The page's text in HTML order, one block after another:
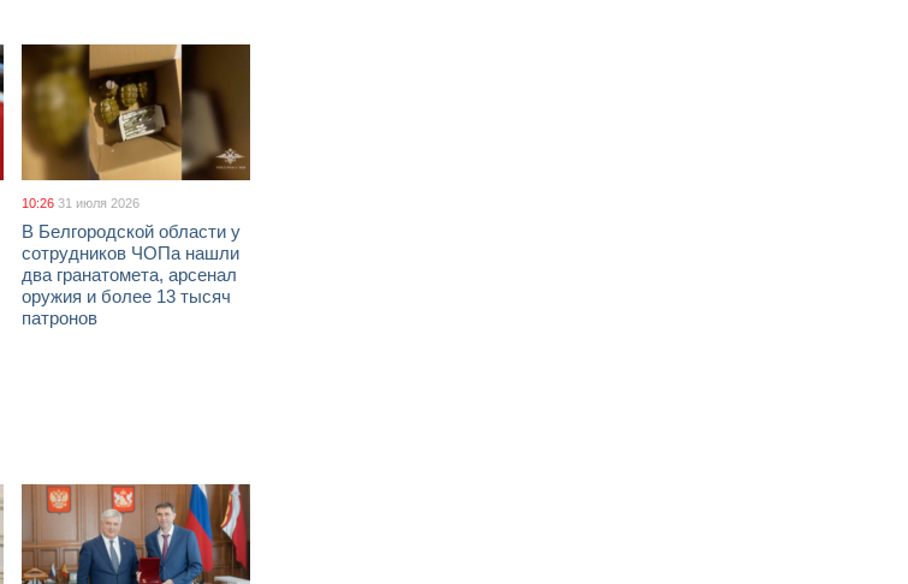
10:26 31 июля 2026
В Белгородской области у
сотрудников ЧОПа нашли
два гранатомета, арсенал
оружия и более 13 тысяч
патронов